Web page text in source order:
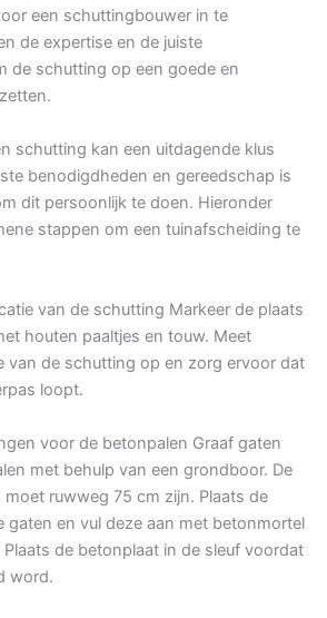
een schuttingbouwer in te
de expertise en de juiste
de schutting op een goede en
schutting kan een uitdagende klus
benodigdheden en gereedschap is
dit persoonlijk te doen. Hieronder
stappen om een tuinafscheiding te
van de schutting Markeer de plaats
houten paaltjes en touw. Meet
van de schutting op en zorg ervoor dat
loopt.
voor de betonpalen Graaf gaten
met behulp van een grondboor. De
ruwweg 75 cm zijn. Plaats de
gaten en vul deze aan met betonmortel
de betonplaat in de sleuf voordat
word.